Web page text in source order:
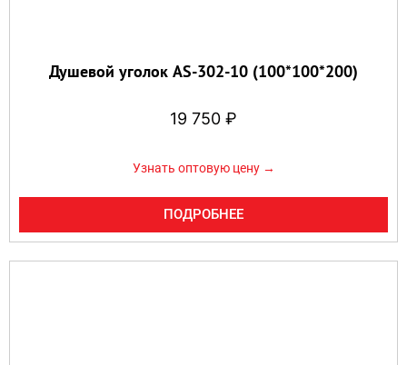
Душевой уголок AS-302-10 (100*100*200)
19 750 ₽
Узнать оптовую цену →
ПОДРОБНЕЕ